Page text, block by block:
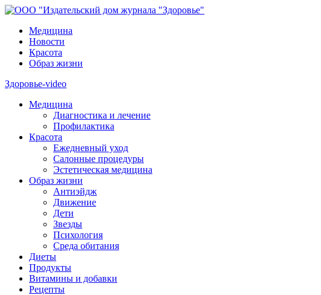
Медицина
Новости
Красота
Образ жизни
Здоровье-video
Медицина
Диагностика и лечение
Профилактика
Красота
Ежедневный уход
Салонные процедуры
Эстетическая медицина
Образ жизни
Антиэйдж
Движение
Дети
Звезды
Психология
Среда обитания
Диеты
Продукты
Витамины и добавки
Рецепты